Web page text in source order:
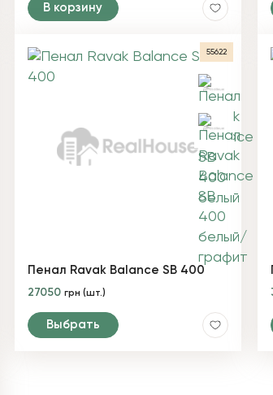
В корзину
55622
Пенал Ravak Balance SB 400
27050 грн (шт.)
Выбрать